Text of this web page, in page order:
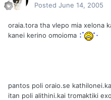
Posted June 14, 2005
oraia.tora tha vlepo mia xelona
kanei kerino omoioma
pantos poli oraio.se
itan poli alithini.kai tromaktiki